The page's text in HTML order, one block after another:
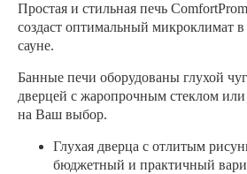
Простая и стильная печь
создаст оптимальный микроклимат
сауне.
Банные печи оборудованы глухой
дверцей с жаропрочным стеклом
на Ваш выбор.
Глухая дверца с отлитым
бюджетный и практичный